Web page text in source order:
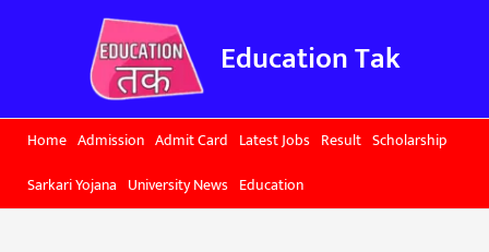
Education Tak
Home Admission Admit Card Latest Jobs Result Scholarship
Sarkari Yojana University News Education